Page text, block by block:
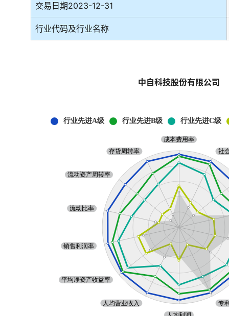
交易日期2023-12-31
行业代码及行业名称
中自科技股份有限公司